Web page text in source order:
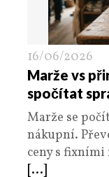
16/06/2026
Marže vs
spočítat
Marže se
nákupní.
ceny s fixními
[...]